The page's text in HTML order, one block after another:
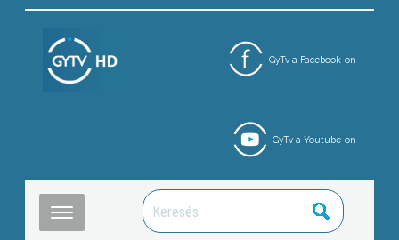
GyTv a Facebook-on
GyTv a Youtube-on